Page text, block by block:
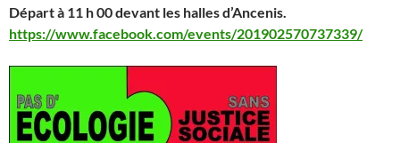
Départ à 11 h 00 devant les halles d’Ancenis.
https://www.facebook.com/events/201902570737339/